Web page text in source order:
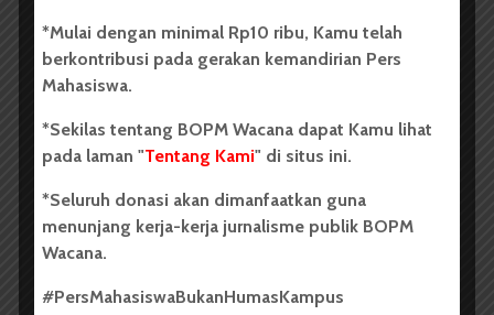
Kamis (13/4).
Menurut Regina, KPU USU sangat labil dengan
Pada awalnya KPU mengatakan KAM Erat terlambat
15 menit kemudian mengatakan terlambat 10 menit.
Regina menjelaskan KAM Erat telah hadir di
seketariat KPU USU sebelum pukul 17.00. Pada saat
KAM Erat hadir tidak ada anggota KPU yang
Madani sedang melakukan registrasi menyebabkan
*Mulai dengan minimal Rp10 ribu, Kamu telah
berkontribusi pada gerakan kemandirian Pers
Mahasiswa.
*Sekilas tentang BOPM Wacana dapat Kamu lihat
pada laman "Tentang Kami" di situs ini.
*Seluruh donasi akan dimanfaatkan guna
menunjang kerja-kerja jurnalisme publik BOPM
Wacana.
#PersMahasiswaBukanHumasKampus